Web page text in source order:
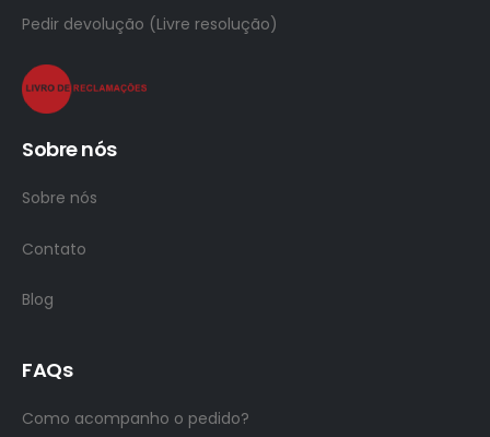
Pedir devolução (Livre resolução)
Sobre nós
Sobre nós
Contato
Blog
FAQs
Como acompanho o pedido?